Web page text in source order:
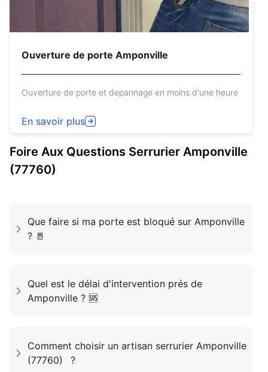
Ouverture de porte Amponville
Ouverture de porte et depannage en moins d'une heure
En savoir plus
Foire Aux Questions Serrurier Amponville
(77760)
Que faire si ma porte est bloqué sur Amponville
? 🚪
Quel est le délai d'intervention prés de
Amponville ? 🆘
Comment choisir un artisan serrurier Amponville
(77760) ?